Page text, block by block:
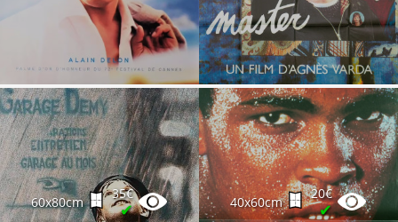
60x80cm
35€
✔ 40x60cm
20€
✔